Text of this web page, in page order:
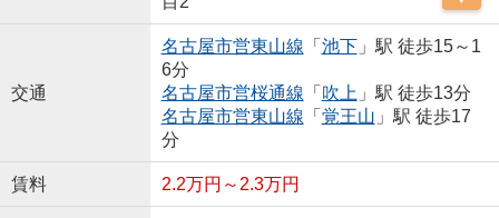
交通
名古屋市営東山線 「 池下」駅 徒歩15～1
6分
名古屋市営桜通線 「 吹上」駅 徒歩13分
名古屋市営東山線 「 覚王山 」駅 徒歩17
分
賃料 2.2万円～2.3万円